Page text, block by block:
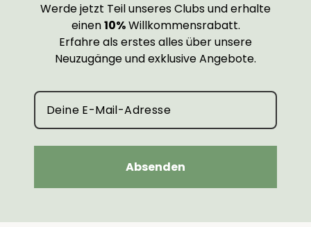
Werde jetzt Teil unseres Clubs und erhalte
einen10%Willkommensrabatt.
Erfahre als erstes alles über unsere
Neuzugänge und exklusive Angebote.
Absenden